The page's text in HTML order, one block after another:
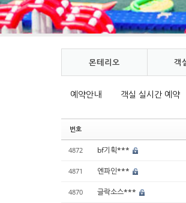
몬테리오 객
예약안내 객실 실시간 예약
번호
4872 bf기획***
4871 엔파인***
4870 글락소스***